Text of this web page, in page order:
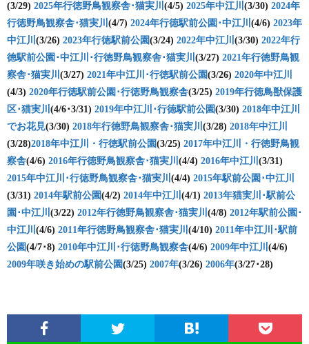
(3/29) 2025年行徳野鳥観察舎･猫実川 (4/5) 2025年中江川 (3/30) 2024年
行徳野鳥観察舎･猫実川 (4/7) 2024年行徳駅前公園･中江川 (4/6) 2023年
中江川 (3/26) 2023年行徳駅前公園(3/24) 2022年中江川 (3/30) 2022年行
徳駅前公園･中江川･行徳野鳥観察舎･猫実川 (3/27) 2021年行徳野鳥観
察舎･猫実川 (3/27) 2021年中江川･行徳駅前公園(3/26) 2020年中江川
(4/3) 2020年行徳駅前公園･行徳野鳥観察舎(3/25) 2019年行徳鳥獣保護
区･猫実川 (4/6･3/31) 2019年中江川･行徳駅前公園(3/30) 2018年中江川
でお花見(3/30) 2018年行徳野鳥観察舎･猫実川 (3/28) 2018年中江川
(3/28)2018年中江川・行徳駅前公園(3/25) 2017年中江川・行徳野鳥観
察舎(4/6) 2016年行徳野鳥観察舎･猫実川 (4/4) 2016年中江川 (3/31)
2015年中江川･行徳野鳥観察舎･猫実川 (4/4) 2015年駅前公園･中江川
(3/31) 2014年駅前公園(4/2) 2014年中江川 (4/1) 2013年猫実川･駅前公
園･中江川 (3/22) 2012年行徳野鳥観察舎･猫実川 (4/8) 2012年駅前公園･
中江川 (4/6) 2011年行徳野鳥観察舎･猫実川 (4/10) 2011年中江川･駅前
公園(4/7･8) 2010年中江川･行徳野鳥観察舎(4/6) 2009年中江川 (4/6)
2009年咲き始めの駅前公園(3/25) 2007年(3/26) 2006年(3/27･28)